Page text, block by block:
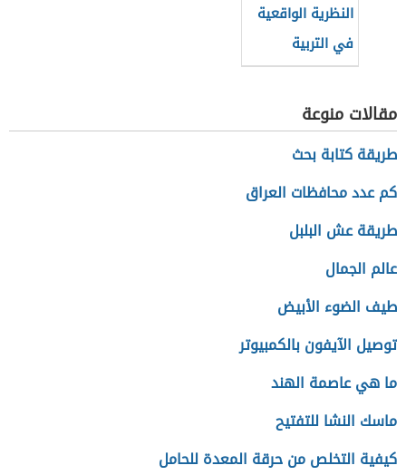
النظرية الواقعية
في التربية
مقالات منوعة
طريقة كتابة بحث
كم عدد محافظات العراق
طريقة عش البلبل
عالم الجمال
طيف الضوء الأبيض
توصيل الآيفون بالكمبيوتر
ما هي عاصمة الهند
ماسك النشا للتفتيح
كيفية التخلص من حرقة المعدة للحامل